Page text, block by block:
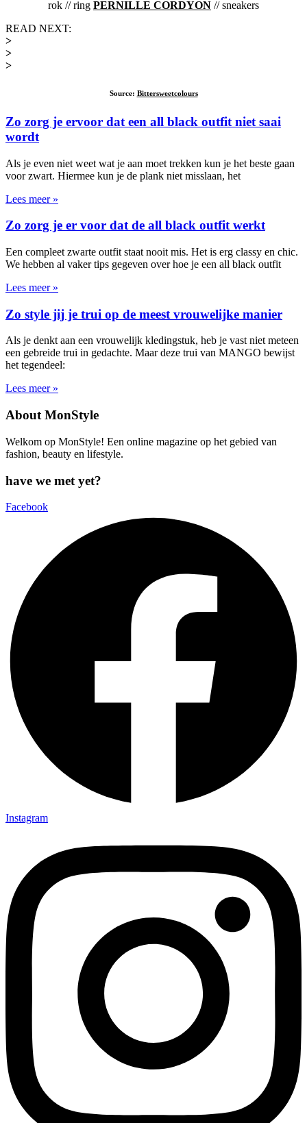
rok // ring PERNILLE CORDYON // sneakers
READ NEXT:
>
>
>
Source: Bittersweetcolours
Zo zorg je ervoor dat een all black outfit niet saai
wordt
Als je even niet weet wat je aan moet trekken kun je het beste gaan
voor zwart. Hiermee kun je de plank niet misslaan, het
Lees meer »
Zo zorg je er voor dat de all black outfit werkt
Een compleet zwarte outfit staat nooit mis. Het is erg classy en chic.
We hebben al vaker tips gegeven over hoe je een all black outfit
Lees meer »
Zo style jij je trui op de meest vrouwelijke manier
Als je denkt aan een vrouwelijk kledingstuk, heb je vast niet meteen
een gebreide trui in gedachte. Maar deze trui van MANGO bewijst
het tegendeel:
Lees meer »
About MonStyle
Welkom op MonStyle! Een online magazine op het gebied van
fashion, beauty en lifestyle.
have we met yet?
Facebook
Instagram